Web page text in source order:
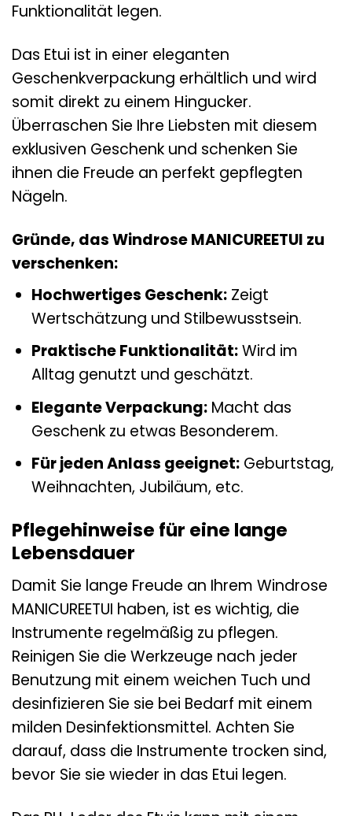
Funktionalität legen.
Das Etui ist in einer eleganten
Geschenkverpackung erhältlich und wird
somit direkt zu einem Hingucker.
Überraschen Sie Ihre Liebsten mit diesem
exklusiven Geschenk und schenken Sie
ihnen die Freude an perfekt gepflegten
Nägeln.
Gründe, das Windrose MANICUREETUI zu
verschenken:
Hochwertiges Geschenk:Zeigt
Wertschätzung und Stilbewusstsein.
Praktische Funktionalität:Wird im
Alltag genutzt und geschätzt.
Elegante Verpackung:Macht das
Geschenk zu etwas Besonderem.
Für jeden Anlass geeignet:Geburtstag,
Weihnachten, Jubiläum, etc.
Pflegehinweise für eine lange
Lebensdauer
Damit Sie lange Freude an Ihrem Windrose
MANICUREETUI haben, ist es wichtig, die
Instrumente regelmäßig zu pflegen.
Reinigen Sie die Werkzeuge nach jeder
Benutzung mit einem weichen Tuch und
desinfizieren Sie sie bei Bedarf mit einem
milden Desinfektionsmittel. Achten Sie
darauf, dass die Instrumente trocken sind,
bevor Sie sie wieder in das Etui legen.